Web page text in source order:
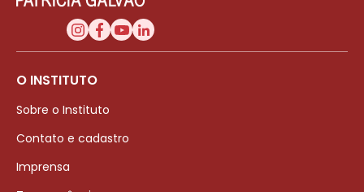
O INSTITUTO
Sobre o Instituto
Contato e cadastro
Imprensa